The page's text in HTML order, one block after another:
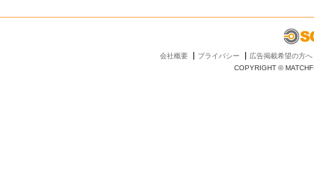
会社概要 プライバシー
広告掲載希望の方へ
COPYRIGHT ©